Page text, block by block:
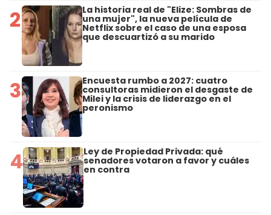
2 La historia real de "Elize: Sombras de
una mujer", la nueva película de
Netflix sobre el caso de una esposa
que descuartizó a su marido
3 Encuesta rumbo a 2027: cuatro
consultoras midieron el desgaste de
Milei y la crisis de liderazgo en el
peronismo
4 Ley de Propiedad Privada: qué
senadores votaron a favor y cuáles
en contra